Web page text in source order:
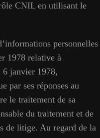
CNIL en utilisant le
personnelles
1978 relative à
janvier 1978,
par ses réponses au
le traitement de sa
du traitement et de
de litige. Au regard de la